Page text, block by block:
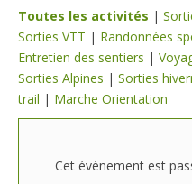
Toutes les activités |
Sorties VTT | Randonnées
Entretien des sentiers |
Sorties Alpines | Sorties
trail | Marche Orientation
Cet évènement est